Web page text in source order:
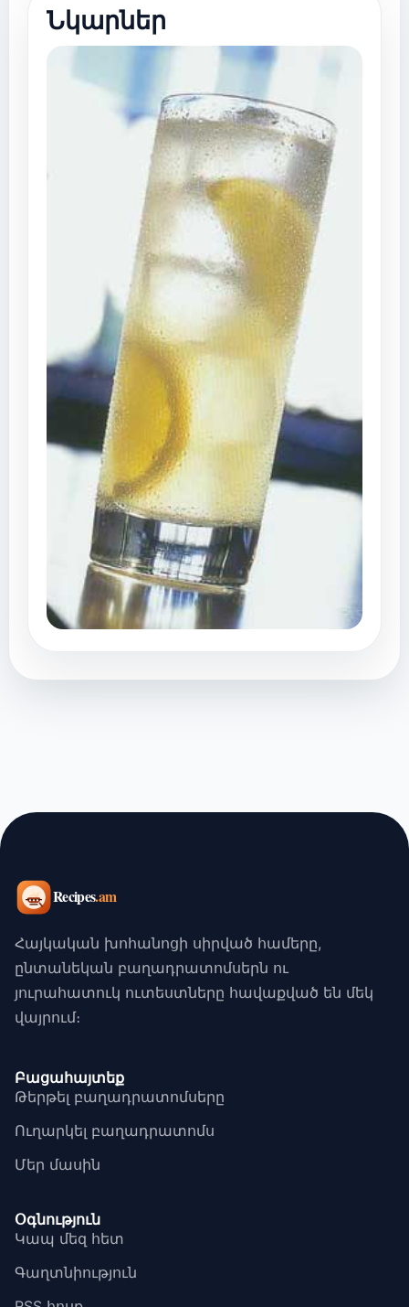
Նկարներ
Հայկական խոհանոցի սիրված համերը,
ընտանեկան բաղադրատոմսերն ու
յուրահատուկ ուտեստները հավաքված են մեկ
վայրում։
Բացահայտեք
Թերթել բաղադրատոմսերը
Ուղարկել բաղադրատոմս
Մեր մասին
Օգնություն
Կապ մեզ հետ
Գաղտնիություն